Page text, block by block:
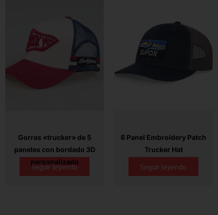
Gorras «trucker» de 5
paneles con bordado 3D
personalizado
Seguir leyendo
6 Panel Embroidery Patch
Trucker Hat
Seguir leyendo